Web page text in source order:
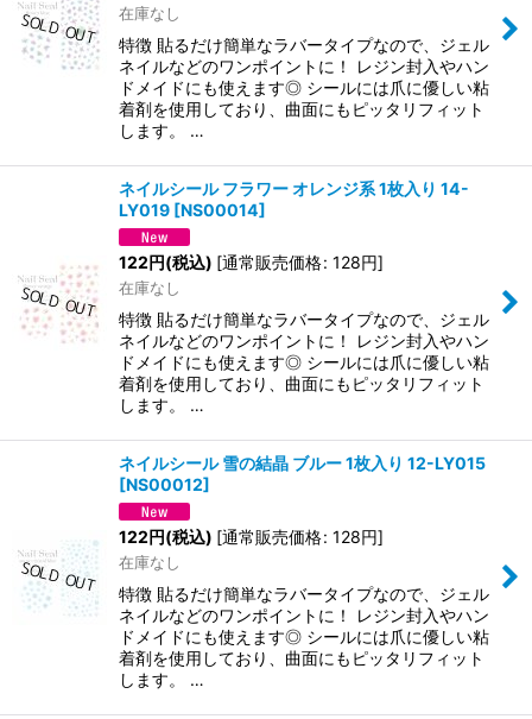
在庫なし
特徴 貼るだけ簡単なラバータイプなので、ジェル
ネイルなどのワンポイントに！ レジン封入やハン
ドメイドにも使えます◎ シールには爪に優しい粘
着剤を使用しており、曲面にもピッタリフィット
します。 …
ネイルシール フラワー オレンジ系 1枚入り 14-
LY019 [NS00014]
122円(税込) [通常販売価格: 128円]
在庫なし
特徴 貼るだけ簡単なラバータイプなので、ジェル
ネイルなどのワンポイントに！ レジン封入やハン
ドメイドにも使えます◎ シールには爪に優しい粘
着剤を使用しており、曲面にもピッタリフィット
します。 …
ネイルシール 雪の結晶 ブルー 1枚入り 12-LY015
[NS00012]
122円(税込) [通常販売価格: 128円]
在庫なし
特徴 貼るだけ簡単なラバータイプなので、ジェル
ネイルなどのワンポイントに！ レジン封入やハン
ドメイドにも使えます◎ シールには爪に優しい粘
着剤を使用しており、曲面にもピッタリフィット
します。 …